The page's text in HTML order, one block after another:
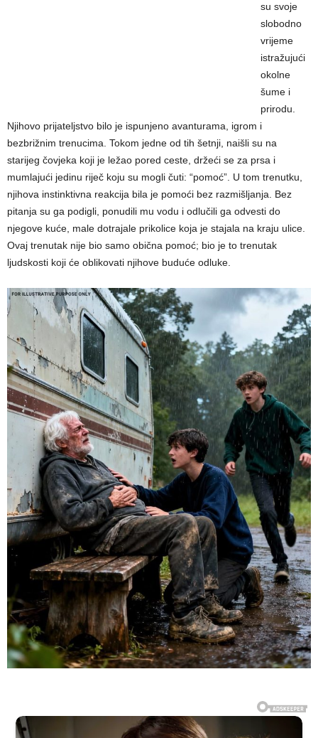
su svoje
slobodno
vrijeme
istražujući
okolne
šume i
prirodu.
Njihovo prijateljstvo bilo je ispunjeno avanturama, igrom i
bezbrižnim trenucima. Tokom jedne od tih šetnji, naišli su na
starijeg čovjeka koji je ležao pored ceste, držeći se za prsa i
mumlajući jedinu riječ koju su mogli čuti: “pomoć”. U tom trenutku,
njihova instinktivna reakcija bila je pomoći bez razmišljanja. Bez
pitanja su ga podigli, ponudili mu vodu i odlučili ga odvesti do
njegove kuće, male dotrajale prikolice koja je stajala na kraju ulice.
Ovaj trenutak nije bio samo obična pomoć; bio je to trenutak
ljudskosti koji će oblikovati njihove buduće odluke.